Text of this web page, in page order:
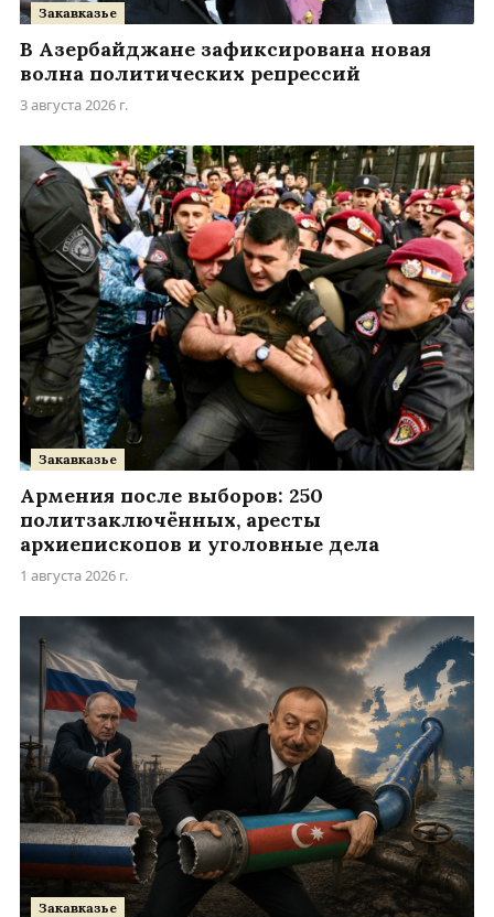
Закавказье
В Азербайджане зафиксирована новая
волна политических репрессий
3 августа 2026 г.
Закавказье
Армения после выборов: 250
политзаключённых, аресты
архиепископов и уголовные дела
1 августа 2026 г.
Закавказье